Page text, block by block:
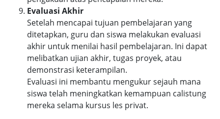
Evaluasi Akhir
Setelah mencapai tujuan pembelajaran yang
ditetapkan, guru dan siswa melakukan evaluasi
akhir untuk menilai hasil pembelajaran. Ini dapat
melibatkan ujian akhir, tugas proyek, atau
demonstrasi keterampilan.
Evaluasi ini membantu mengukur sejauh mana
siswa telah meningkatkan kemampuan calistung
mereka selama kursus les privat.